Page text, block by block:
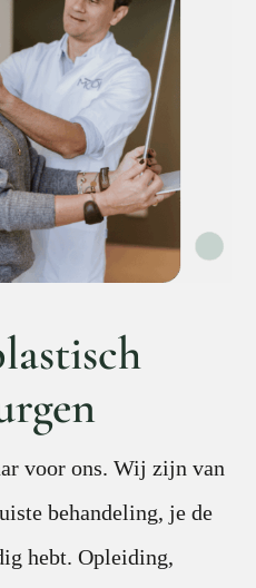
voor ons. Wij zijn van
behandeling, je de
hebt. Opleiding,